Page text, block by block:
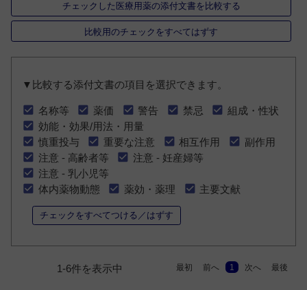
チェックした医療用薬の添付文書を比較する
比較用のチェックをすべてはずす
▼比較する添付文書の項目を選択できます。
名称等 薬価 警告 禁忌
組成・性状
効能・効果/用法・用量
慎重投与
重要な注意 相互作用
副作用
注意 - 高齢者等
注意 - 妊産婦等
注意 - 乳小児等
体内薬物動態
薬効・薬理 主要文献
チェックをすべてつける／はずす
1-6件を表示中 最初 前へ 1 次へ 最後